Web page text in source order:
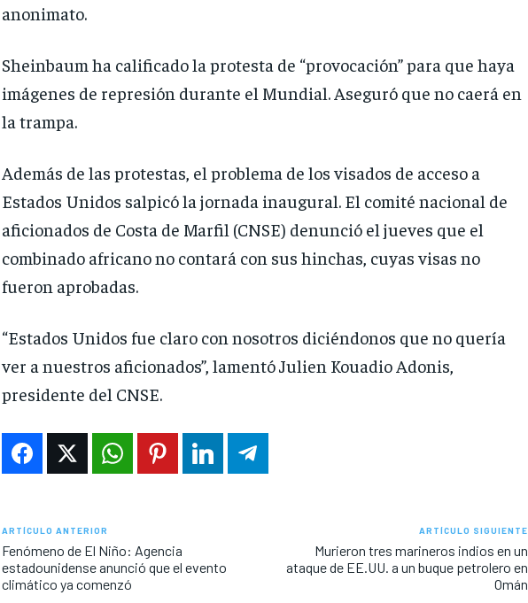
anonimato.
Sheinbaum ha calificado la protesta de “provocación” para que haya
imágenes de represión durante el Mundial. Aseguró que no caerá en
la trampa.
Además de las protestas, el problema de los visados de acceso a
Estados Unidos salpicó la jornada inaugural. El comité nacional de
aficionados de Costa de Marfil (CNSE) denunció el jueves que el
combinado africano no contará con sus hinchas, cuyas visas no
fueron aprobadas.
“Estados Unidos fue claro con nosotros diciéndonos que no quería
ver a nuestros aficionados”, lamentó Julien Kouadio Adonis,
presidente del CNSE.
ARTÍCULO ANTERIOR
Fenómeno de El Niño: Agencia
estadounidense anunció que el evento
climático ya comenzó
ARTÍCULO SIGUIENTE
Murieron tres marineros indios en un
ataque de EE.UU. a un buque petrolero en
Omán